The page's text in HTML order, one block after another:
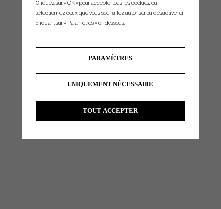
Cliquez sur « OK » pour accepter tous les cookies, ou
sélectionnez ceux que vous souhaitez autoriser ou désactiver en
cliquant sur « Paramètres » ci-dessous.
PARAMÈTRES
UNIQUEMENT NÉCESSAIRE
TOUT ACCEPTER